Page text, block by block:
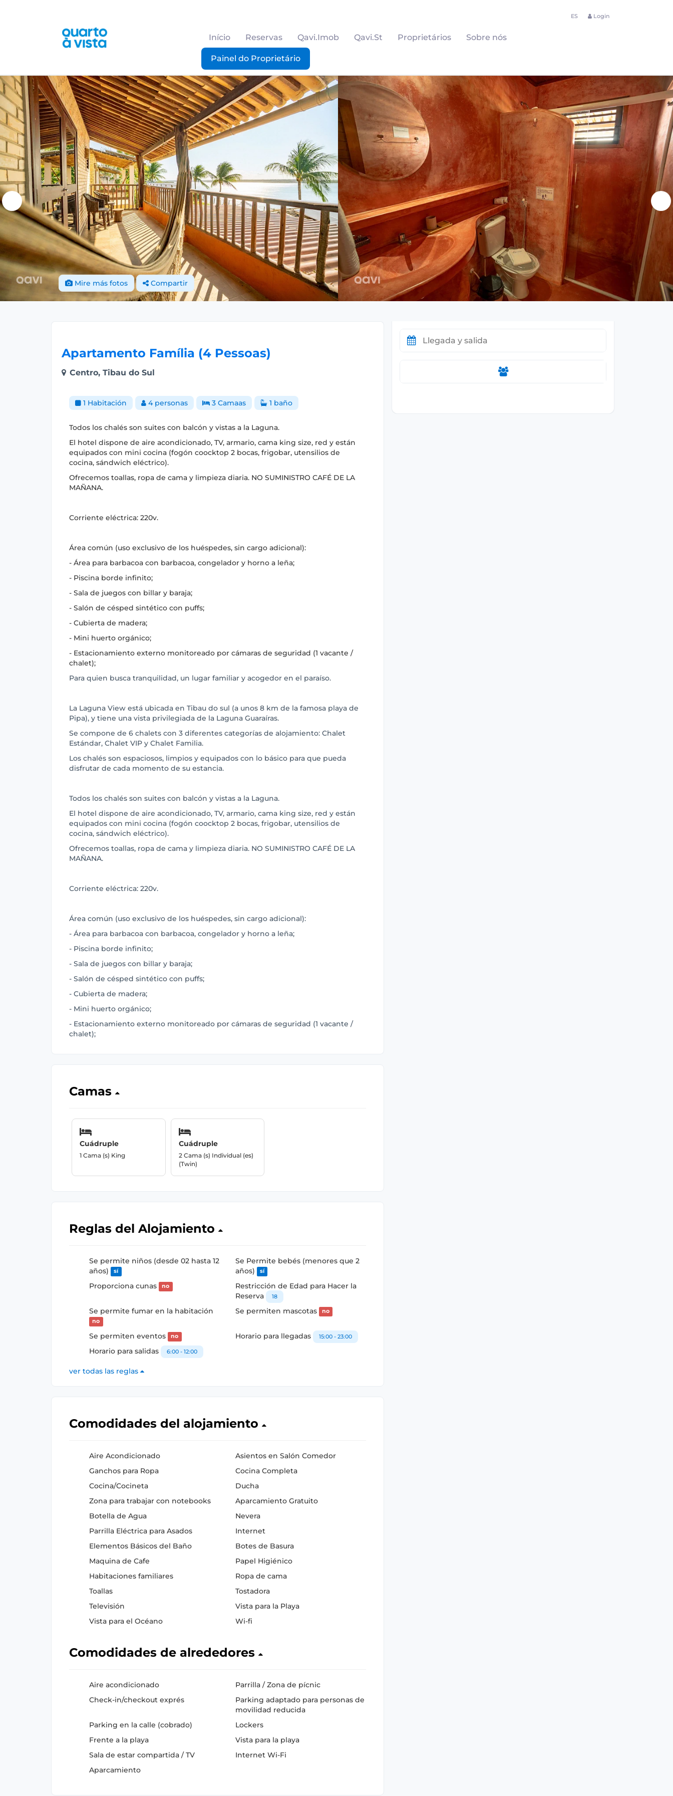
ES Login
Início Reservas Qavi.Imob Qavi.St Proprietários Sobre nós
Painel do Proprietário
Mire más fotos Compartir
Apartamento Família (4 Pessoas)
Centro, Tibau do Sul
1 Habitación 4 personas 3 Camaas 1 baño
Todos los chalés son suites con balcón y vistas a la Laguna.
El hotel dispone de aire acondicionado, TV, armario, cama king size, red y están
equipados con mini cocina (fogón coocktop 2 bocas, frigobar, utensilios de
cocina, sándwich eléctrico).
Ofrecemos toallas, ropa de cama y limpieza diaria. NO SUMINISTRO CAFÉ DE LA
MAÑANA.
Corriente eléctrica: 220v.
Área común (uso exclusivo de los huéspedes, sin cargo adicional):
- Área para barbacoa con barbacoa, congelador y horno a leña;
- Piscina borde infinito;
- Sala de juegos con billar y baraja;
- Salón de césped sintético con puffs;
- Cubierta de madera;
- Mini huerto orgánico;
- Estacionamiento externo monitoreado por cámaras de seguridad (1 vacante /
chalet);
Para quien busca tranquilidad, un lugar familiar y acogedor en el paraíso.
La Laguna View está ubicada en Tibau do sul (a unos 8 km de la famosa playa de
Pipa), y tiene una vista privilegiada de la Laguna Guaraíras.
Se compone de 6 chalets con 3 diferentes categorías de alojamiento: Chalet
Estándar, Chalet VIP y Chalet Familia.
Los chalés son espaciosos, limpios y equipados con lo básico para que pueda
disfrutar de cada momento de su estancia.
Todos los chalés son suites con balcón y vistas a la Laguna.
El hotel dispone de aire acondicionado, TV, armario, cama king size, red y están
equipados con mini cocina (fogón coocktop 2 bocas, frigobar, utensilios de
cocina, sándwich eléctrico).
Ofrecemos toallas, ropa de cama y limpieza diaria. NO SUMINISTRO CAFÉ DE LA
MAÑANA.
Corriente eléctrica: 220v.
Área común (uso exclusivo de los huéspedes, sin cargo adicional):
- Área para barbacoa con barbacoa, congelador y horno a leña;
- Piscina borde infinito;
- Sala de juegos con billar y baraja;
- Salón de césped sintético con puffs;
- Cubierta de madera;
- Mini huerto orgánico;
- Estacionamiento externo monitoreado por cámaras de seguridad (1 vacante /
chalet);
Camas
Cuádruple
1 Cama (s) King
Cuádruple
2 Cama (s) Individual (es)
(Twin)
Reglas del Alojamiento
Se permite niños (desde 02 hasta 12
años)
sí
Se Permite bebés (menores que 2
años)
sí
Proporciona cunas no
Restricción de Edad para Hacer la
Reserva
18
Se permite fumar en la habitación
no
Se permiten mascotas no
Se permiten eventos no Horario para llegadas 15:00 - 23:00
Horario para salidas 6:00 - 12:00
ver todas las reglas
Comodidades del alojamiento
Aire Acondicionado
Asientos en Salón Comedor
Ganchos para Ropa
Cocina Completa
Cocina/Cocineta
Ducha
Zona para trabajar con notebooks
Aparcamiento Gratuito
Botella de Agua
Nevera
Parrilla Eléctrica para Asados
Internet
Elementos Básicos del Baño
Botes de Basura
Maquina de Cafe
Papel Higiénico
Habitaciones familiares
Ropa de cama
Toallas
Tostadora
Televisión
Vista para la Playa
Vista para el Océano
Wi-fi
Comodidades de alrededores
Aire acondicionado
Parrilla / Zona de pícnic
Check-in/checkout exprés
Parking adaptado para personas de
movilidad reducida
Parking en la calle (cobrado)
Lockers
Frente a la playa
Vista para la playa
Sala de estar compartida / TV
Internet Wi-Fi
Aparcamiento